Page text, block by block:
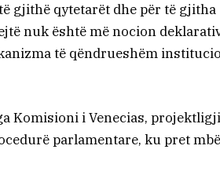
gjithë qytetarët dhe për të gjitha
nuk është më nocion
të qëndrueshëm
Komisioni i Venecias,
parlamentare, ku pret